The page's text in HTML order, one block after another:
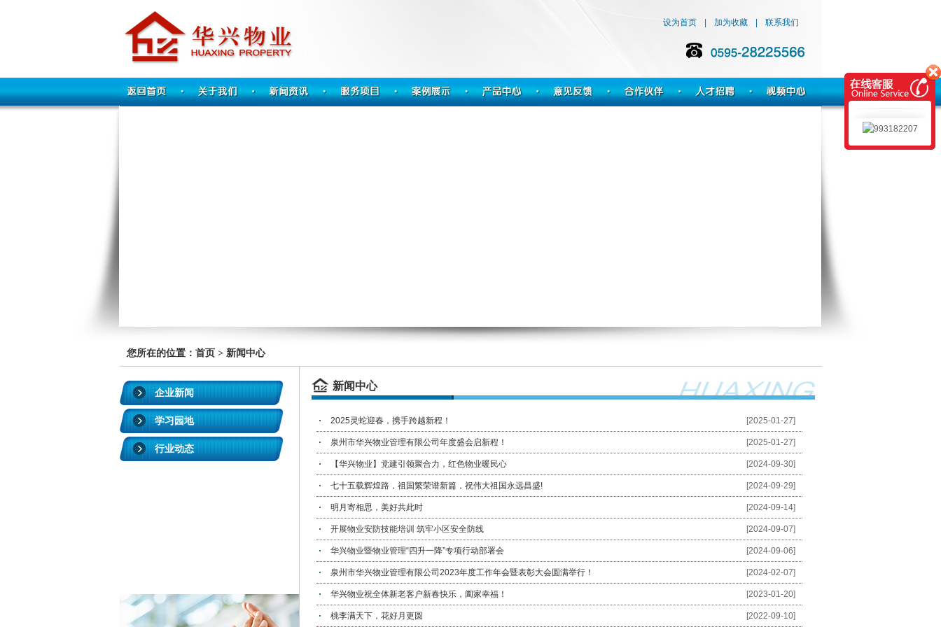
设为首页 加为收藏 联系我们
您所在的位置：首页 > 新闻中心
企业新闻
学习园地
行业动态
新闻中心
[2025-01-27]
2025灵蛇迎春，携手跨越新程！
[2025-01-27]
泉州市华兴物业管理有限公司年度盛会启新程！
[2024-09-30]
【华兴物业】党建引领聚合力，红色物业暖民心
[2024-09-29]
七十五载辉煌路，祖国繁荣谱新篇，祝伟大祖国永远昌盛!
[2024-09-14]
明月寄相思，美好共此时
[2024-09-07]
开展物业安防技能培训 筑牢小区安全防线
[2024-09-06]
华兴物业暨物业管理“四升一降”专项行动部署会
[2024-02-07]
泉州市华兴物业管理有限公司2023年度工作年会暨表彰大会圆满举行！
[2023-01-20]
华兴物业祝全体新老客户新春快乐，阖家幸福！
[2022-09-10]
桃李满天下，花好月更圆